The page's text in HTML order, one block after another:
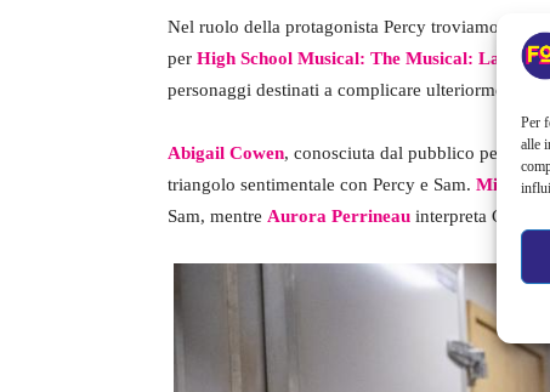
Per
alle
Nel ruolo della protagonista Percy troviamo
per High School Musical: The Musical: La Serie
personaggi destinati a complicare ulteriormente le
Abigail Cowen, conosciuta dal pubblico per
triangolo sentimentale con Percy e Sam. Michael
Sam, mentre Aurora Perrineau interpreta